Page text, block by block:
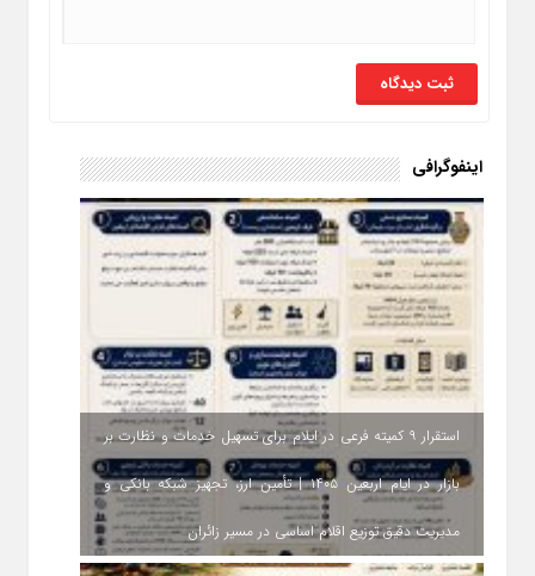
اینفوگرافی
استقرار ۹ کمیته فرعی در ایلام برای تسهیل خدمات و نظارت بر
بازار در ایام اربعین ۱۴۰۵ | تأمین ارز، تجهیز شبکه بانکی و
مدیریت دقیق توزیع اقلام اساسی در مسیر زائران